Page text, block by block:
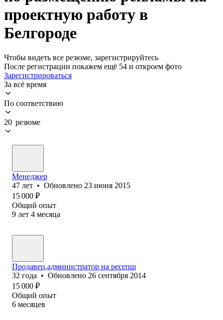
проектную работу в
Белгороде
Чтобы видеть все резюме, зарегистрируйтесь
После регистрации покажем ещё 54 и откроем фото
Зарегистрироваться
За всё время
По соответствию
20 резюме
Менеджер
47 лет • Обновлено 23 июня 2015
15 000 ₽
Общий опыт
9 лет 4 месяца
Продавец,администратор на ресепш
32 года • Обновлено 26 сентября 2014
15 000 ₽
Общий опыт
6 месяцев